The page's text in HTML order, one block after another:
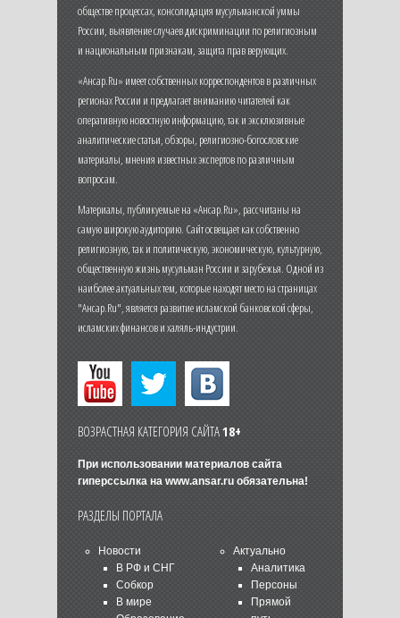
обществе процессах, консолидация мусульманской уммы
России, выявление случаев дискриминации по религиозным
и национальным признакам, защита прав верующих.
«Ансар.Ru» имеет собственных корреспондентов в различных
регионах России и предлагает вниманию читателей как
оперативную новостную информацию, так и эксклюзивные
аналитические статьи, обзоры, религиозно-богословские
материалы, мнения известных экспертов по различным
вопросам.
Материалы, публикуемые на «Ансар.Ru», рассчитаны на
самую широкую аудиторию. Сайт освещает как собственно
религиозную, так и политическую, экономическую, культурную,
общественную жизнь мусульман России и зарубежья. Одной из
наиболее актуальных тем, которые находят место на страницах
"Ансар.Ru", является развитие исламской банковской сферы,
исламских финансов и халяль-индустрии.
ВОЗРАСТНАЯ КАТЕГОРИЯ САЙТА18+
При использовании материалов сайта
гиперссылка на www.ansar.ruобязательна!
РАЗДЕЛЫ ПОРТАЛА
Новости
В РФ и СНГ
Собкор
В мире
Актуально
Аналитика
Персоны
Прямой